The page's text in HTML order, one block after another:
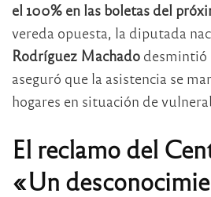
el 100% en las boletas del
vereda opuesta, la diputada
Rodríguez Machado desmintió
aseguró que la asistencia se
hogares en situación de
El reclamo del
«Un